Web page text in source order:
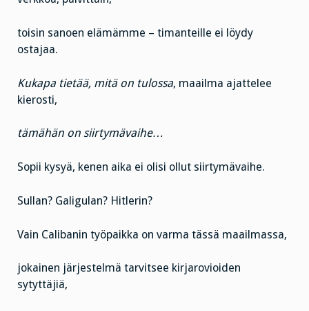
toisin sanoen elämämme – timanteille ei löydy
ostajaa.
Kukapa tietää, mitä on tulossa, maailma ajattelee
kierosti,
tämähän on siirtymävaihe…
Sopii kysyä, kenen aika ei olisi ollut siirtymävaihe.
Sullan? Galigulan? Hitlerin?
Vain Calibanin työpaikka on varma tässä maailmassa,
jokainen järjestelmä tarvitsee kirjarovioiden
sytyttäjiä,